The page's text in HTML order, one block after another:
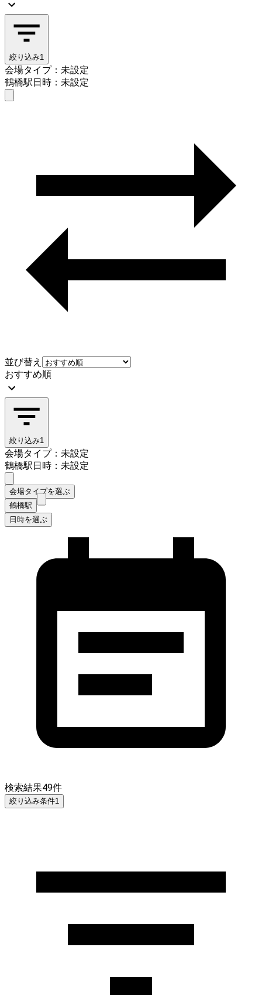
絞り込み1
会場タイプ：未設定
鶴橋駅日時：未設定
並び替え
おすすめ順
絞り込み1
会場タイプ：未設定
鶴橋駅日時：未設定
会場タイプを選ぶ
鶴橋駅
日時を選ぶ
検索結果49件
絞り込み条件1